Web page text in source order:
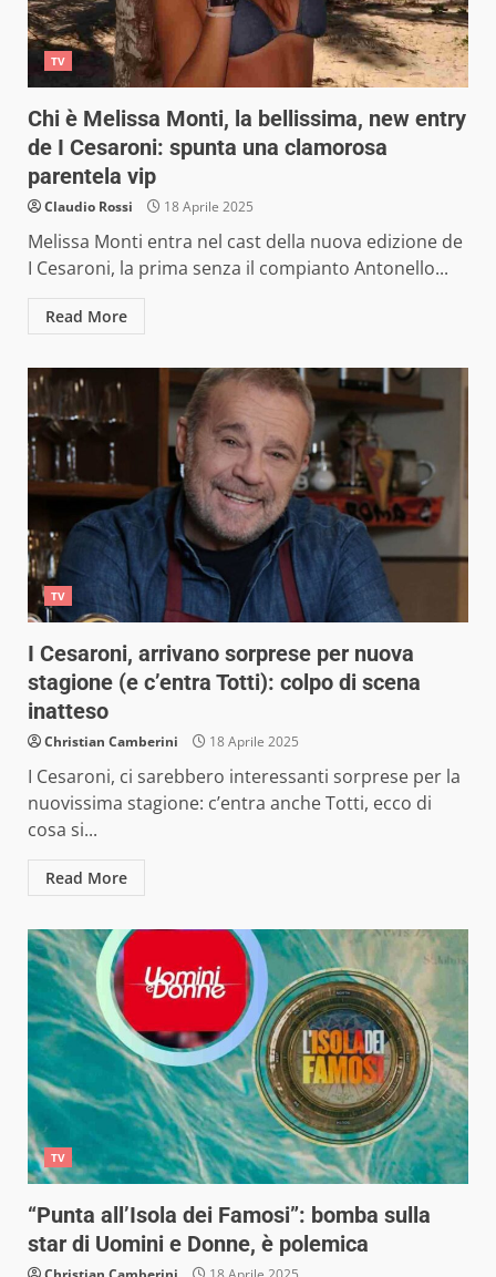
TV
Chi è Melissa Monti, la bellissima, new entry
de I Cesaroni: spunta una clamorosa
parentela vip
Claudio Rossi 18 Aprile 2025
Melissa Monti entra nel cast della nuova edizione de
I Cesaroni, la prima senza il compianto Antonello...
Read More
TV
I Cesaroni, arrivano sorprese per nuova
stagione (e c’entra Totti): colpo di scena
inatteso
Christian Camberini 18 Aprile 2025
I Cesaroni, ci sarebbero interessanti sorprese per la
nuovissima stagione: c’entra anche Totti, ecco di
cosa si...
Read More
TV
“Punta all’Isola dei Famosi”: bomba sulla
star di Uomini e Donne, è polemica